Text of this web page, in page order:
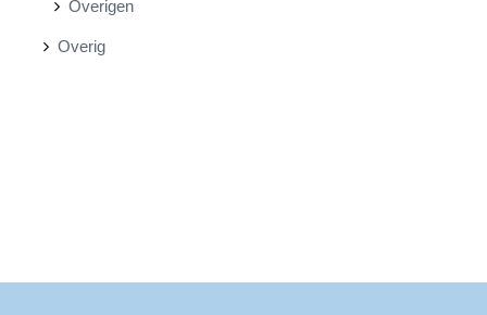
Overigen
Overig